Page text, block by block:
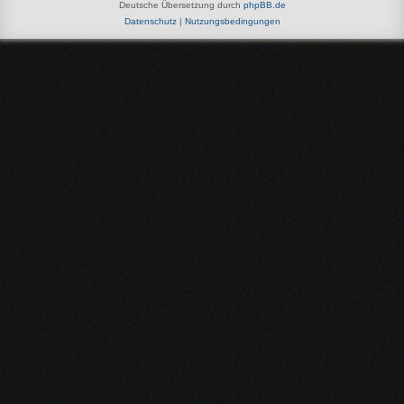
Deutsche Übersetzung durch phpBB.de
Datenschutz| Nutzungsbedingungen